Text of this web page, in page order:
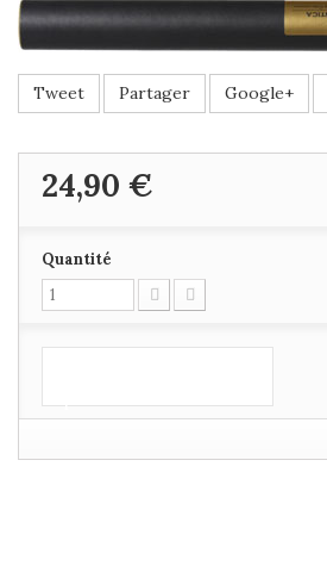
Tweet Partager Google+
24,90 €
Quantité